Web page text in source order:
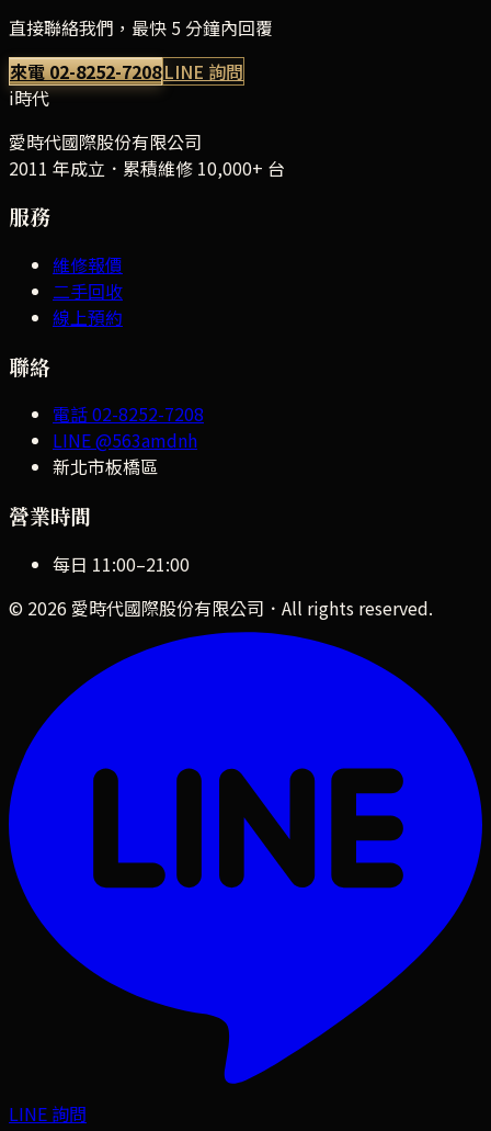
直接聯絡我們，最快 5 分鐘內回覆
來電02-8252-7208LINE 詢問
i時代
愛時代國際股份有限公司
2011 年成立．累積維修 10,000+ 台
服務
維修報價
二手回收
線上預約
聯絡
電話02-8252-7208
LINE@563amdnh
新北市板橋區
營業時間
每日 11:00–21:00
© 2026 愛時代國際股份有限公司 ．All rights reserved.
LINE 詢問